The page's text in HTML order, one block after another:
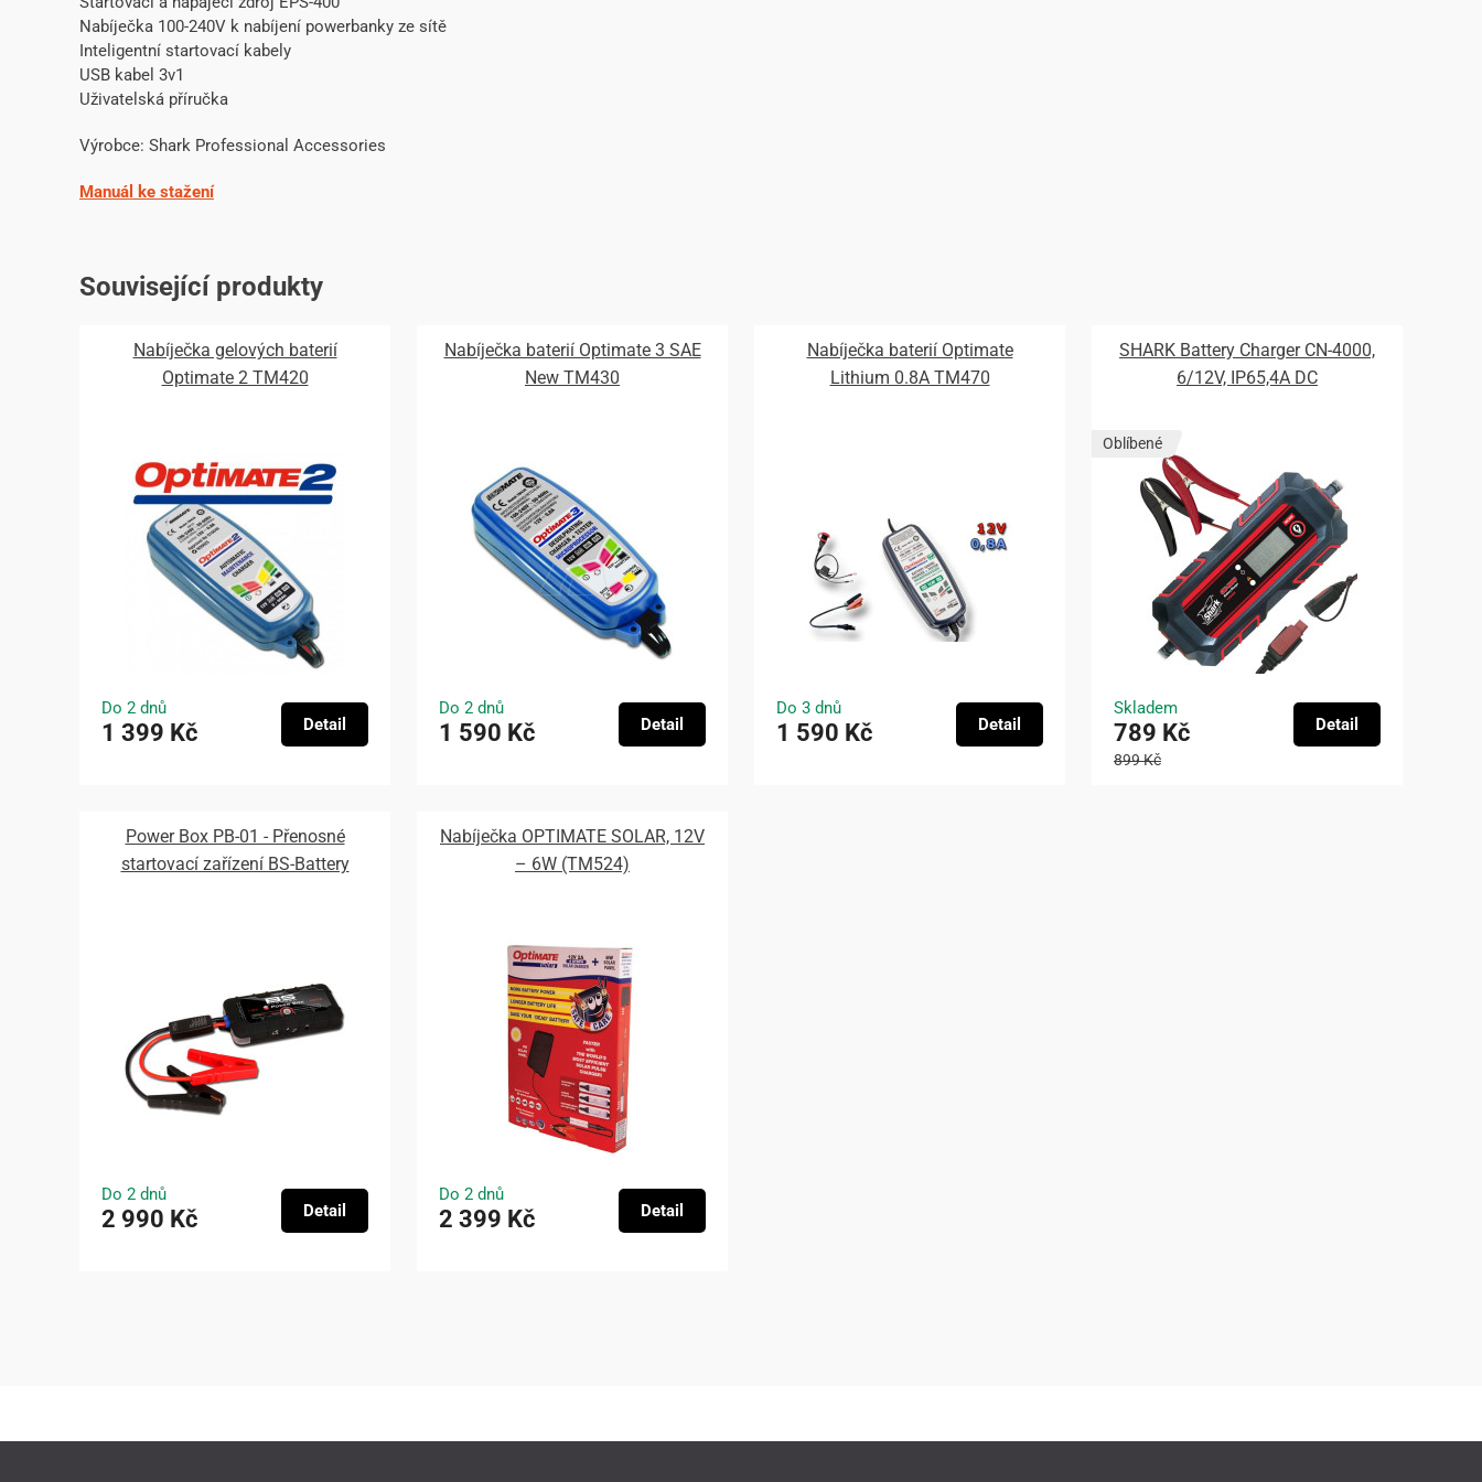
Nabíječka 100-240V k nabíjení powerbanky ze sítě
Inteligentní startovací kabely
USB kabel 3v1
Uživatelská příručka
Výrobce: Shark Professional Accessories
Manuál ke stažení
Související produkty
Nabíječka gelových baterií
Optimate 2 TM420
Do 2 dnů
1 399 Kč Detail
Nabíječka baterií Optimate 3 SAE
New TM430
Do 2 dnů
1 590 Kč Detail
Nabíječka baterií Optimate
Lithium 0.8A TM470
Do 3 dnů
1 590 Kč Detail
SHARK Battery Charger CN-4000,
6/12V, IP65,4A DC
Oblíbené
Skladem
789 Kč
899 Kč
Detail
Power Box PB-01 - Přenosné
startovací zařízení BS-Battery
Do 2 dnů
2 990 Kč Detail
Nabíječka OPTIMATE SOLAR, 12V
– 6W (TM524)
Do 2 dnů
2 399 Kč Detail